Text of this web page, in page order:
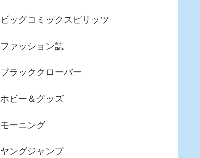
ビッグコミックスピリッツ
ファッション誌
ブラッククローバー
ホビー＆グッズ
モーニング
ヤングジャンプ